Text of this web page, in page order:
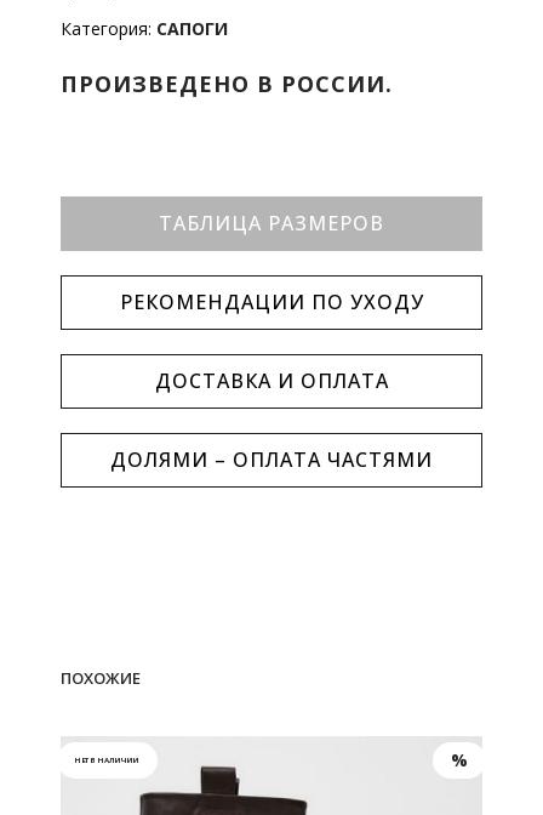
Категория: САПОГИ
ПРОИЗВЕДЕНО В РОССИИ.
ТАБЛИЦА РАЗМЕРОВ
РЕКОМЕНДАЦИИ ПО УХОДУ
ДОСТАВКА И ОПЛАТА
ДОЛЯМИ – ОПЛАТА ЧАСТЯМИ
ПОХОЖИЕ
НЕТ В НАЛИЧИИ